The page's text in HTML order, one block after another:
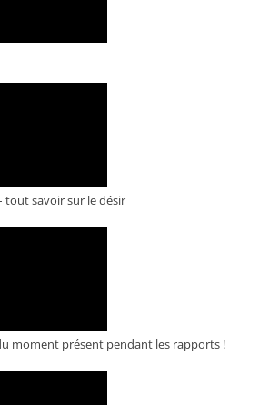
tout savoir sur le désir
moment présent pendant les rapports !